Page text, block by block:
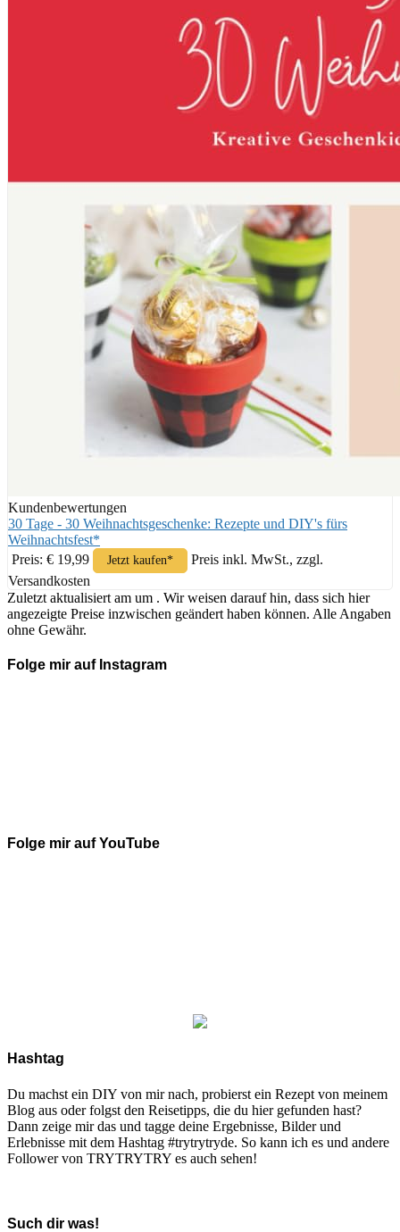
Kundenbewertungen
30 Tage - 30 Weihnachtsgeschenke: Rezepte und DIY's fürs
Weihnachtsfest*
Preis: € 19,99
Jetzt kaufen*
Preis inkl. MwSt., zzgl.
Versandkosten
Zuletzt aktualisiert am um . Wir weisen darauf hin, dass sich hier
angezeigte Preise inzwischen geändert haben können. Alle Angaben
ohne Gewähr.
Folge mir auf Instagram
Folge mir auf YouTube
Hashtag
Du machst ein DIY von mir nach, probierst ein Rezept von meinem
Blog aus oder folgst den Reisetipps, die du hier gefunden hast?
Dann zeige mir das und tagge deine Ergebnisse, Bilder und
Erlebnisse mit dem Hashtag #trytrytryde. So kann ich es und andere
Follower von TRYTRYTRY es auch sehen!
Such dir was!